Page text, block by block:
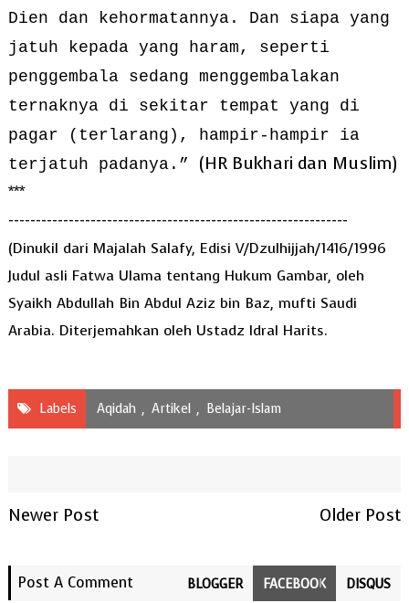
Dien dan kehormatannya. Dan siapa yang
jatuh kepada yang haram, seperti
penggembala sedang menggembalakan
ternaknya di sekitar tempat yang di
pagar (terlarang), hampir-hampir ia
terjatuh padanya.” (HR Bukhari dan Muslim)
***
--------------------------------------------------------------
(Dinukil dari Majalah Salafy, Edisi V/Dzulhijjah/1416/1996
Judul asli Fatwa Ulama tentang Hukum Gambar, oleh
Syaikh Abdullah Bin Abdul Aziz bin Baz, mufti Saudi
Arabia. Diterjemahkan oleh Ustadz Idral Harits.
Labels Aqidah , Artikel , Belajar-Islam
Newer Post Older Post
Post A Comment BLOGGER FACEBOOK DISQUS